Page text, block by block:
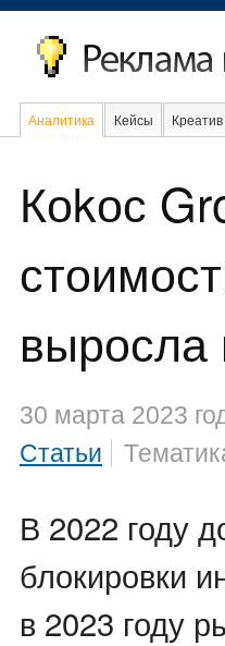
Аналитика Кейсы Креатив
Коkос
выросла
30 марта 2023
Статьи
В 2022 году
блокировки
в 2023 году